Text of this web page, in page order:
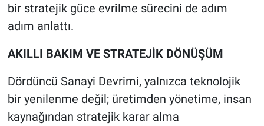
bir stratejik güce evrilme sürecini de adım
adım anlattı.
AKILLI BAKIM VE STRATEJİK DÖNÜŞÜM
Dördüncü Sanayi Devrimi, yalnızca teknolojik
bir yenilenme değil; üretimden yönetime, insan
kaynağından stratejik karar alma